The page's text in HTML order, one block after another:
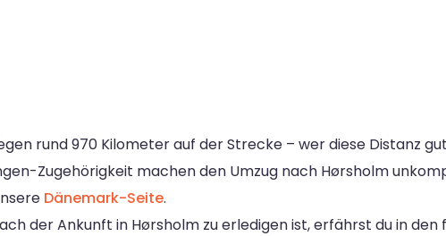
rund 970 Kilometer auf der Strecke – wer diese Distanz
Zugehörigkeit machen den Umzug nach Hørsholm
Dänemark-Seite.
der Ankunft in Hørsholm zu erledigen ist, erfährst du in